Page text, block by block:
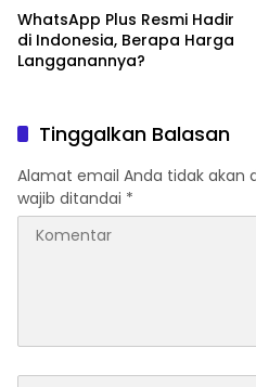
WhatsApp Plus Resmi Hadir
di Indonesia, Berapa Harga
Langganannya?
Tinggalkan Balasan
Alamat email Anda tidak akan
wajib ditandai *